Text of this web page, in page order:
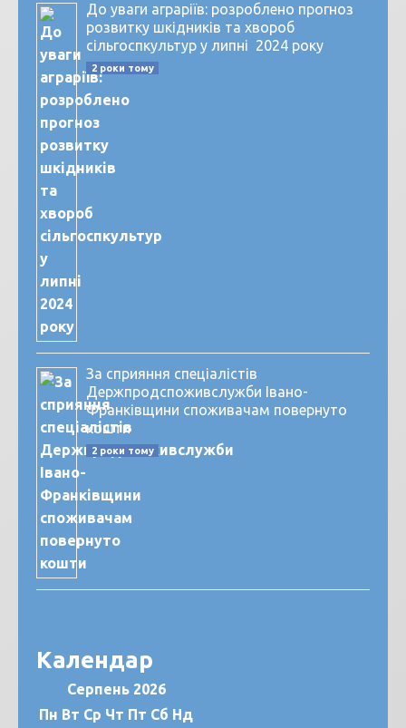
До уваги аграріїв: розроблено прогноз
розвитку шкідників та хвороб
сільгоспкультур у липні 2024 року
2 роки тому
За сприяння спеціалістів
Держпродспоживслужби Івано-
Франківщини споживачам повернуто
кошти
2 роки тому
Календар
Серпень 2026
Пн Вт Ср Чт Пт Сб Нд